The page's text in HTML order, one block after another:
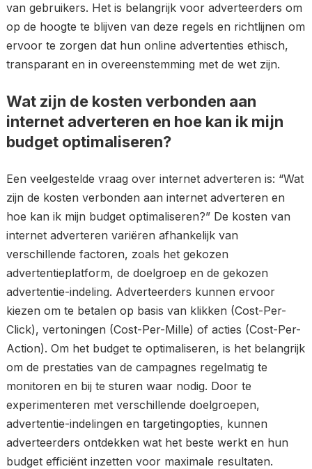
van gebruikers. Het is belangrijk voor adverteerders om
op de hoogte te blijven van deze regels en richtlijnen om
ervoor te zorgen dat hun online advertenties ethisch,
transparant en in overeenstemming met de wet zijn.
Wat zijn de kosten verbonden aan
internet adverteren en hoe kan ik mijn
budget optimaliseren?
Een veelgestelde vraag over internet adverteren is: “Wat
zijn de kosten verbonden aan internet adverteren en
hoe kan ik mijn budget optimaliseren?” De kosten van
internet adverteren variëren afhankelijk van
verschillende factoren, zoals het gekozen
advertentieplatform, de doelgroep en de gekozen
advertentie-indeling. Adverteerders kunnen ervoor
kiezen om te betalen op basis van klikken (Cost-Per-
Click), vertoningen (Cost-Per-Mille) of acties (Cost-Per-
Action). Om het budget te optimaliseren, is het belangrijk
om de prestaties van de campagnes regelmatig te
monitoren en bij te sturen waar nodig. Door te
experimenteren met verschillende doelgroepen,
advertentie-indelingen en targetingopties, kunnen
adverteerders ontdekken wat het beste werkt en hun
budget efficiënt inzetten voor maximale resultaten.